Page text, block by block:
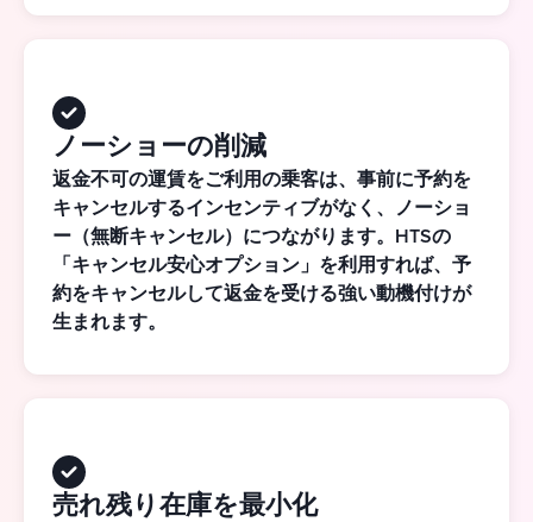
ノーショーの削減
返金不可の運賃をご利用の乗客は、事前に予約を
キャンセルするインセンティブがなく、ノーショ
ー（無断キャンセル）につながります。HTSの
「キャンセル安心オプション」を利用すれば、予
約をキャンセルして返金を受ける強い動機付けが
生まれます。
売れ残り在庫を最小化